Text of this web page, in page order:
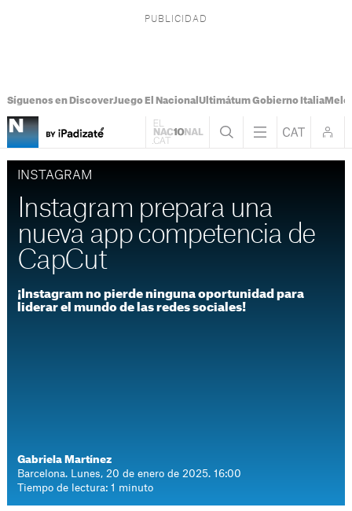
Síguenos en DiscoverJuego El Nacional Ultimátum Gobierno Italia
INSTAGRAM
Instagram prepara una
nueva app competencia de
CapCut
¡Instagram no pierde ninguna oportunidad para
liderar el mundo de las redes sociales!
Gabriela Martínez
Barcelona. Lunes, 20 de enero de 2025. 16:00
Tiempo de lectura: 1 minuto